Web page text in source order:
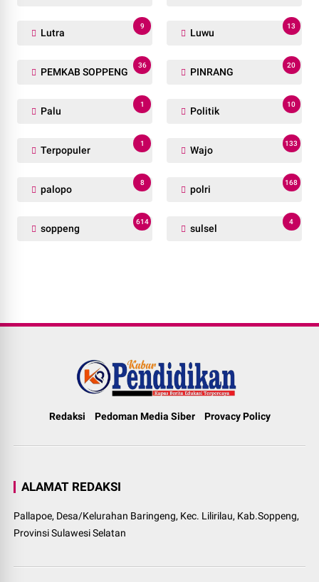
Lutra
9
Luwu
13
PEMKAB SOPPENG
36
PINRANG
20
Palu
1
Politik
10
Terpopuler
1
Wajo
133
palopo
8
polri
168
soppeng
614
sulsel
4
Redaksi Pedoman Media Siber Provacy Policy
ALAMAT REDAKSI
Pallapoe, Desa/Kelurahan Baringeng, Kec. Lilirilau, Kab.Soppeng,
Provinsi Sulawesi Selatan